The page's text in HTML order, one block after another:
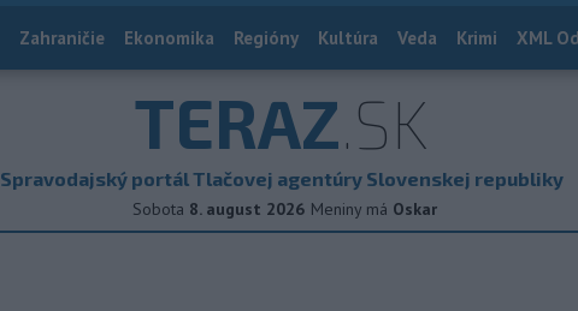
Zahraničie Ekonomika Regióny Kultúra Veda Krimi XML
TERAZ.SK
Spravodajský portál Tlačovej agentúry Slovenskej republiky
Sobota 8. august 2026 Meniny má Oskar